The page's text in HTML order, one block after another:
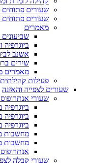
שעורים
שעורים פתוחים
מאמרים
שביעונים
ביוגרפיה
אשנב
שירים
מאמרים
פעילות
שעורים לצפייה והאזנה
שעורי
ביוגרפיה
ביוגרפיה
ביוגרפיה
מחשבות
מחשבות מנחות
שעורי קבלה